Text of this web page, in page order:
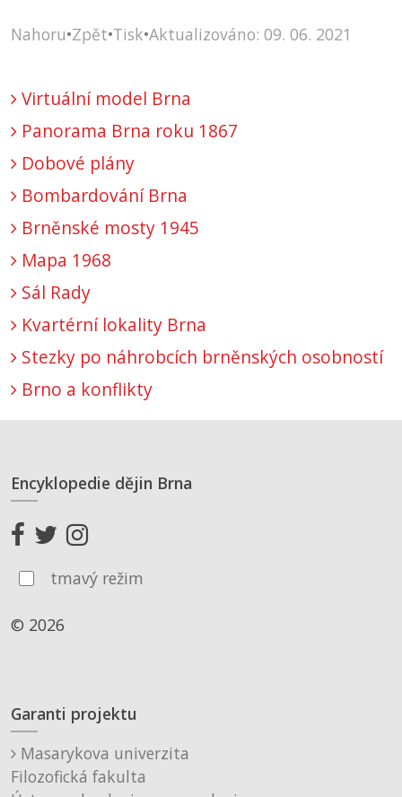
Nahoru•Zpět•Tisk•Aktualizováno: 09. 06. 2021
Virtuální model Brna
Panorama Brna roku 1867
Dobové plány
Bombardování Brna
Brněnské mosty 1945
Mapa 1968
Sál Rady
Kvartérní lokality Brna
Stezky po náhrobcích brněnských osobností
Brno a konflikty
Encyklopedie dějin Brna
tmavý režim
© 2026
Garanti projektu
Masarykova univerzita
Filozofická fakulta